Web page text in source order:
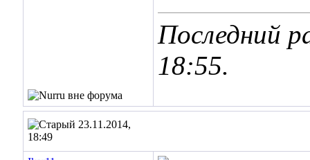
Последний
18:55.
23.11.2014,
18:49